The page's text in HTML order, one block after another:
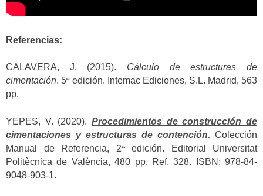
Referencias:
CALAVERA, J. (2015). Cálculo de estructuras de
cimentación. 5ª edición. Intemac Ediciones, S.L. Madrid, 563
pp.
YEPES, V. (2020). Procedimientos de construcción de
cimentaciones y estructuras de contención. Colección
Manual de Referencia, 2ª edición. Editorial Universitat
Politècnica de València, 480 pp. Ref. 328. ISBN: 978-84-
9048-903-1.